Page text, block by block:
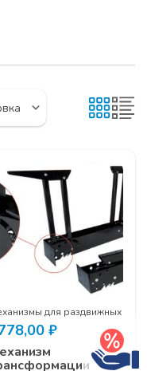
для раздвижных
₽